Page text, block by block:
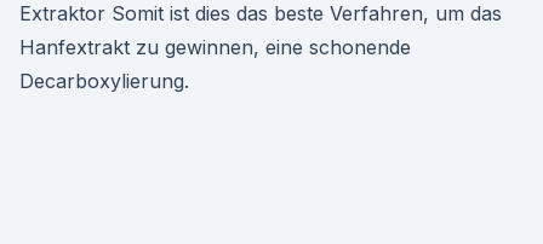
Extraktor Somit ist dies das beste Verfahren, um das
Hanfextrakt zu gewinnen, eine schonende
Decarboxylierung.